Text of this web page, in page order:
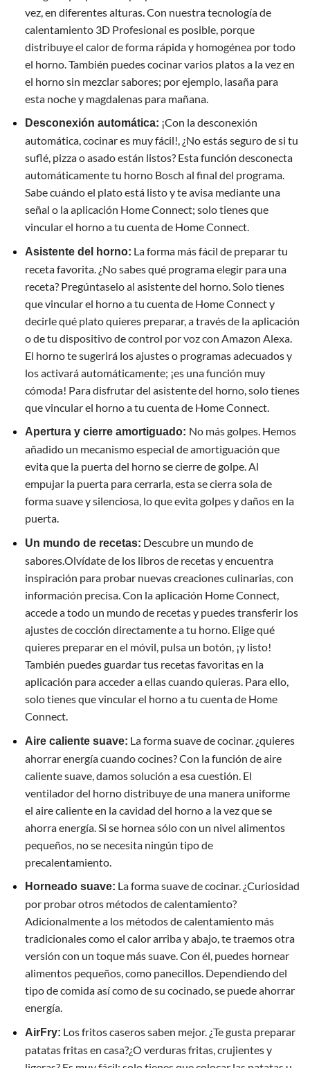
vez, en diferentes alturas. Con nuestra tecnología de
calentamiento 3D Profesional es posible, porque
distribuye el calor de forma rápida y homogénea por todo
el horno. También puedes cocinar varios platos a la vez en
el horno sin mezclar sabores; por ejemplo, lasaña para
esta noche y magdalenas para mañana.
Desconexión automática: ¡Con la desconexión
automática, cocinar es muy fácil!, ¿No estás seguro de si tu
suflé, pizza o asado están listos? Esta función desconecta
automáticamente tu horno Bosch al final del programa.
Sabe cuándo el plato está listo y te avisa mediante una
señal o la aplicación Home Connect; solo tienes que
vincular el horno a tu cuenta de Home Connect.
Asistente del horno: La forma más fácil de preparar tu
receta favorita. ¿No sabes qué programa elegir para una
receta? Pregúntaselo al asistente del horno. Solo tienes
que vincular el horno a tu cuenta de Home Connect y
decirle qué plato quieres preparar, a través de la aplicación
o de tu dispositivo de control por voz con Amazon Alexa.
El horno te sugerirá los ajustes o programas adecuados y
los activará automáticamente; ¡es una función muy
cómoda! Para disfrutar del asistente del horno, solo tienes
que vincular el horno a tu cuenta de Home Connect.
Apertura y cierre amortiguado: No más golpes. Hemos
añadido un mecanismo especial de amortiguación que
evita que la puerta del horno se cierre de golpe. Al
empujar la puerta para cerrarla, esta se cierra sola de
forma suave y silenciosa, lo que evita golpes y daños en la
puerta.
Un mundo de recetas: Descubre un mundo de
sabores.Olvídate de los libros de recetas y encuentra
inspiración para probar nuevas creaciones culinarias, con
información precisa. Con la aplicación Home Connect,
accede a todo un mundo de recetas y puedes transferir los
ajustes de cocción directamente a tu horno. Elige qué
quieres preparar en el móvil, pulsa un botón, ¡y listo!
También puedes guardar tus recetas favoritas en la
aplicación para acceder a ellas cuando quieras. Para ello,
solo tienes que vincular el horno a tu cuenta de Home
Connect.
Aire caliente suave: La forma suave de cocinar. ¿quieres
ahorrar energía cuando cocines? Con la función de aire
caliente suave, damos solución a esa cuestión. El
ventilador del horno distribuye de una manera uniforme
el aire caliente en la cavidad del horno a la vez que se
ahorra energía. Si se hornea sólo con un nivel alimentos
pequeños, no se necesita ningún tipo de
precalentamiento.
Horneado suave: La forma suave de cocinar. ¿Curiosidad
por probar otros métodos de calentamiento?
Adicionalmente a los métodos de calentamiento más
tradicionales como el calor arriba y abajo, te traemos otra
versión con un toque más suave. Con él, puedes hornear
alimentos pequeños, como panecillos. Dependiendo del
tipo de comida así como de su cocinado, se puede ahorrar
energía.
AirFry: Los fritos caseros saben mejor. ¿Te gusta preparar
patatas fritas en casa?¿O verduras fritas, crujientes y